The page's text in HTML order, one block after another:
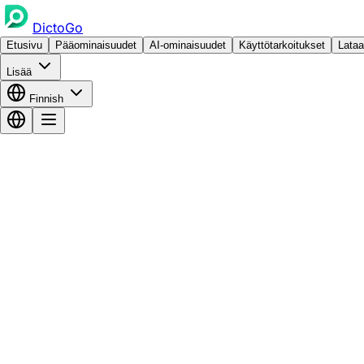
DictoGo
Etusivu Pääominaisuudet AI-ominaisuudet Käyttötarkoitukset Lataa
Lisää
Finnish